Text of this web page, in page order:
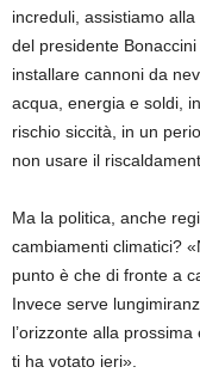
increduli, assistiamo
del presidente
installare cannoni da
acqua, energia e soldi,
rischio siccità, in un
non usare il
Ma la politica, anche
cambiamenti climatici?
punto è che di fronte a
Invece serve
l’orizzonte alla
ti ha votato ieri».